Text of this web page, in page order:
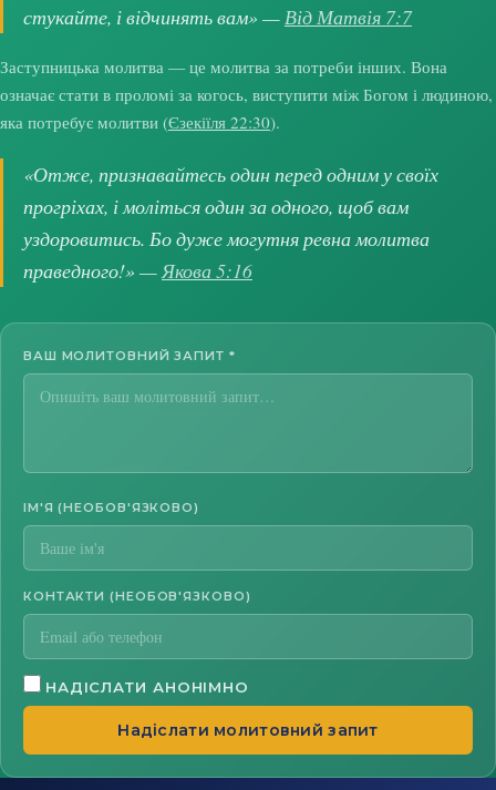
стукайте, і відчинять вам» —Від Матвія 7:7
Заступницька молитва — це молитва за потреби інших. Вона
означає стати в проломі за когось, виступити між Богом і людиною,
яка потребує молитви (Єзекіїля 22:30).
«Отже, признавайтесь один перед одним у своїх
прогріхах, і моліться один за одного, щоб вам
уздоровитись. Бо дуже могутня ревна молитва
праведного!» —Якова 5:16
ВАШ МОЛИТОВНИЙ ЗАПИТ *
ІМ'Я (НЕОБОВ'ЯЗКОВО)
КОНТАКТИ (НЕОБОВ'ЯЗКОВО)
НАДІСЛАТИ АНОНІМНО
Надіслати молитовний запит